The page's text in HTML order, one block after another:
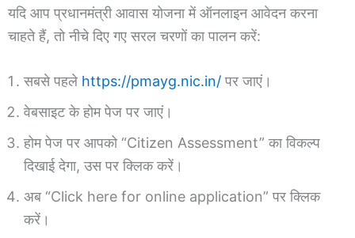
यदि आप प्रधानमंत्री आवास योजना में ऑनलाइन आवेदन करना
चाहते हैं, तो नीचे दिए गए सरल चरणों का पालन करें:
सबसे पहले https://pmayg.nic.in/पर जाएं।
वेबसाइट के होम पेज पर जाएं।
होम पेज पर आपको “Citizen Assessment” का विकल्प
दिखाई देगा, उस पर क्लिक करें।
अब “Click here for online application” पर क्लिक
करें।